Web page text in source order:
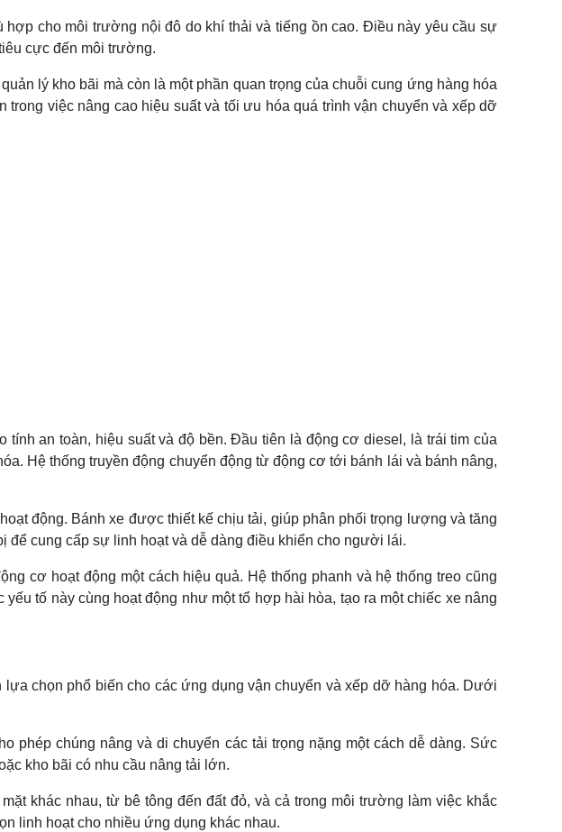
cho môi trường nội đô do khí thải và tiếng ồn cao. Điều này yêu cầu sự
cực đến môi trường.
lý kho bãi mà còn là một phần quan trọng của chuỗi cung ứng hàng hóa
việc nâng cao hiệu suất và tối ưu hóa quá trình vận chuyển và xếp dỡ
an toàn, hiệu suất và độ bền. Đầu tiên là động cơ diesel, là trái tim của
Hệ thống truyền động chuyển động từ động cơ tới bánh lái và bánh nâng,
động. Bánh xe được thiết kế chịu tải, giúp phân phối trọng lượng và tăng
để cung cấp sự linh hoạt và dễ dàng điều khiển cho người lái.
cơ hoạt động một cách hiệu quả. Hệ thống phanh và hệ thống treo cũng
tố này cùng hoạt động như một tổ hợp hài hòa, tạo ra một chiếc xe nâng
chọn phổ biến cho các ứng dụng vận chuyển và xếp dỡ hàng hóa. Dưới
phép chúng nâng và di chuyển các tải trọng nặng một cách dễ dàng. Sức
kho bãi có nhu cầu nâng tải lớn.
khác nhau, từ bê tông đến đất đỏ, và cả trong môi trường làm việc khắc
linh hoạt cho nhiều ứng dụng khác nhau.